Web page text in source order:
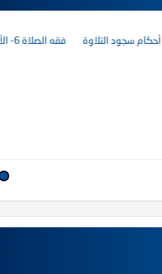
فقه الصلاة 6- الأوقات التي تكره فيها الصلاة